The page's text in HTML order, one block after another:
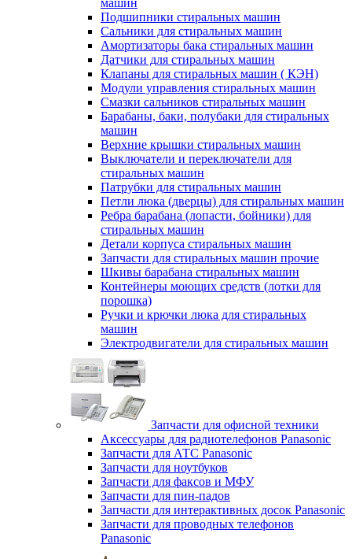
машин
Подшипники стиральных машин
Сальники для стиральных машин
Амортизаторы бака стиральных машин
Датчики для стиральных машин
Клапаны для стиральных машин ( КЭН)
Модули управления стиральных машин
Смазки сальников стиральных машин
Барабаны, баки, полубаки для стиральных
машин
Верхние крышки стиральных машин
Выключатели и переключатели для
стиральных машин
Патрубки для стиральных машин
Петли люка (дверцы) для стиральных машин
Ребра барабана (лопасти, бойники) для
стиральных машин
Детали корпуса стиральных машин
Запчасти для стиральных машин прочие
Шкивы барабана стиральных машин
Контейнеры моющих средств (лотки для
порошка)
Ручки и крючки люка для стиральных
машин
Электродвигатели для стиральных машин
Запчасти для офисной техники
Аксессуары для радиотелефонов Panasonic
Запчасти для АТС Panasonic
Запчасти для ноутбуков
Запчасти для факсов и МФУ
Запчасти для пин-падов
Запчасти для интерактивных досок Panasonic
Запчасти для проводных телефонов
Panasonic